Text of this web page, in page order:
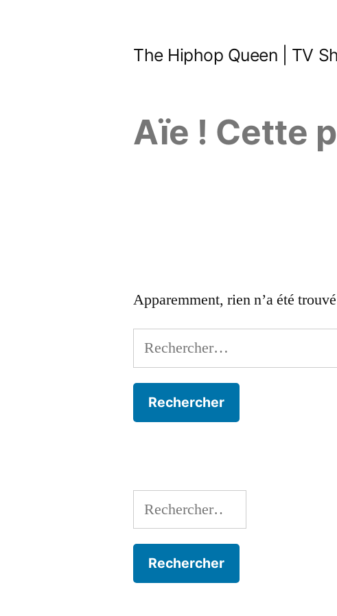
The Hiphop Queen | TV
Aïe ! Cette
Apparemment, rien n’a été
Rechercher :
Rechercher :